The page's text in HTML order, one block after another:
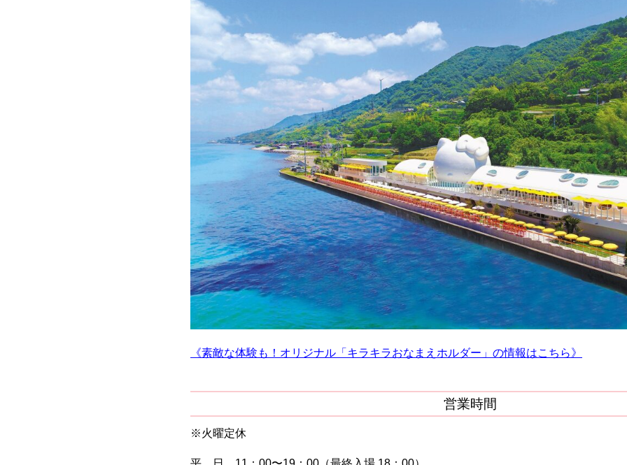
《素敵な体験も！オリジナル「キラキラおなまえホルダー」の情報はこちら》
営業時間
※火曜定休